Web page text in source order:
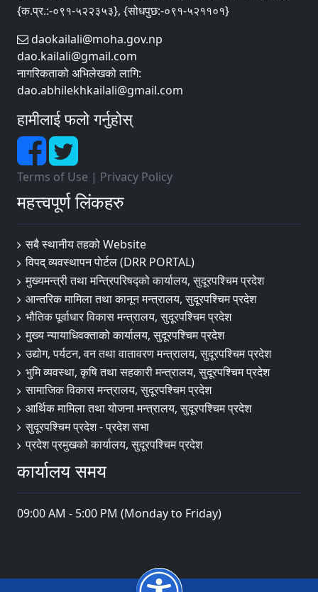
{क.प्र.:-०९१-५२२३५३}, {सोधपुछ:-०९१-५२११०१}
daokailali@moha.gov.np
dao.kailali@gmail.com
नागरिकताको अभिलेखको लागि:
dao.abhilekhkailali@gmail.com
हामीलाई फलो गर्नुहोस्
Terms of Use | Privacy Policy
महत्त्वपूर्ण लिंकहरु
सबै स्थानीय तहको Website
विपद् व्यवस्थापन पाेर्टल (DRR PORTAL)
मुख्यमन्त्री तथा मन्त्रिपरिषद्को कार्यालय, सुदूरपश्चिम प्रदेश
आन्तरिक मामिला तथा कानून मन्त्रालय, सुदूरपश्चिम प्रदेश
भौतिक पूर्वाधार विकास मन्त्रालय, सुदूरपश्चिम प्रदेश
मुख्य न्यायाधिवक्ताको कार्यालय, सुदूरपश्चिम प्रदेश
उद्योग, पर्यटन, वन तथा वातावरण मन्त्रालय, सुदूरपश्चिम प्रदेश
भुमि व्यवस्था, कृषि तथा सहकारी मन्त्रालय, सुदूरपश्चिम प्रदेश
सामाजिक विकास मन्त्रालय, सुदूरपश्चिम प्रदेश
आर्थिक मामिला तथा योजना मन्त्रालय, सुदूरपश्चिम प्रदेश
सुदूरपश्चिम प्रदेश - प्रदेश सभा
प्रदेश प्रमुखको कार्यालय, सुदूरपश्चिम प्रदेश
कार्यालय समय
09:00 AM - 5:00 PM (Monday to Friday)